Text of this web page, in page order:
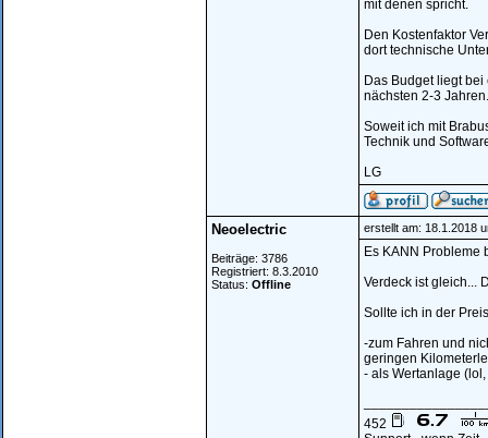
mit denen spricht.
Den Kostenfaktor
dort technische
Das Budget liegt
nächsten 2-3 Jahren.
Soweit ich mit
Technik und
LG
Neoelectric
Beiträge: 3786
Registriert: 8.3.2010
Status: Offline
erstellt am: 18.1.2018
Es KANN Probleme
Verdeck ist gleich...
Sollte ich in der
-zum Fahren und
geringen
- als Wertanlage
452